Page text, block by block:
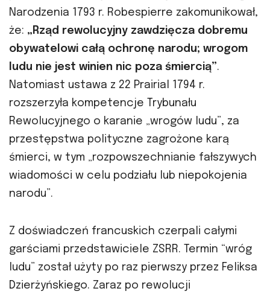
Narodzenia 1793 r. Robespierre zakomunikował,
że: „Rząd rewolucyjny zawdzięcza dobremu
obywatelowi całą ochronę narodu; wrogom
ludu nie jest winien nic poza śmiercią”.
Natomiast ustawa z 22 Prairial 1794 r.
rozszerzyła kompetencje Trybunału
Rewolucyjnego o karanie „wrogów ludu”, za
przestępstwa polityczne zagrożone karą
śmierci, w tym „rozpowszechnianie fałszywych
wiadomości w celu podziału lub niepokojenia
narodu”.
Z doświadczeń francuskich czerpali całymi
garściami przedstawiciele ZSRR. Termin “wróg
ludu” został użyty po raz pierwszy przez Feliksa
Dzierżyńskiego. Zaraz po rewolucji